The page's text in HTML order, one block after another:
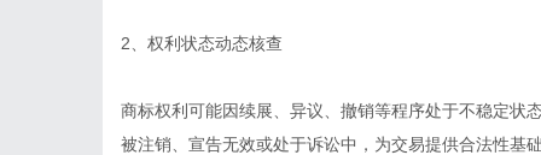
2、权利状态动态核查
商标权利可能因续展、异议、撤销等程序处于不稳定状
被注销、宣告无效或处于诉讼中，为交易提供合法性基